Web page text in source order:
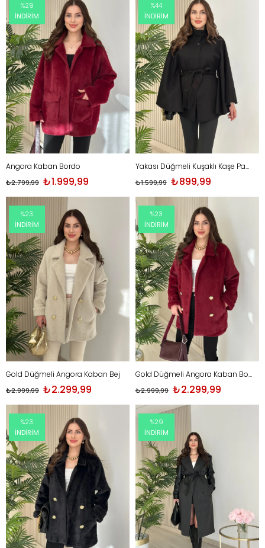
Angora Kaban Bordo
₺1.999,99
₺2.799,99
%29
İNDIRIM
Yakası Düğmeli Kuşaklı Kaşe Panço Siyah
₺899,99
₺1.599,99
%44
İNDIRIM
Gold Düğmeli Angora Kaban Bej
₺2.299,99
₺2.999,99
%23
İNDIRIM
Gold Düğmeli Angora Kaban Bordo
₺2.299,99
₺2.999,99
%23
İNDIRIM
%23
İNDIRIM
%29
İNDIRIM